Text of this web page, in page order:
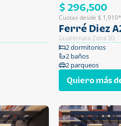
$ 296,500
Cuotas desde $ 1,910*
Ferré Diez
Guatemala Zona 10
2 dormitorios
2 baños
2 parqueos
Quiero más